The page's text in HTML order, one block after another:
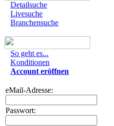
Detailsuche
Livesuche
Branchensuche
So geht es...
Konditionen
Account eröffnen
eMail-Adresse:
Passwort: